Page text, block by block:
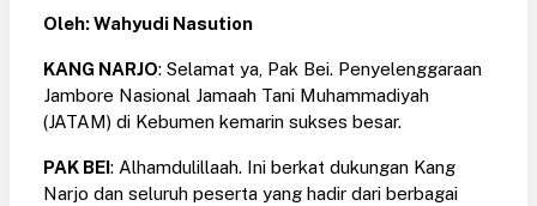
Oleh: Wahyudi Nasution
KANG NARJO: Selamat ya, Pak Bei. Penyelenggaraan
Jambore Nasional Jamaah Tani Muhammadiyah
(JATAM) di Kebumen kemarin sukses besar.
PAK BEI: Alhamdulillaah. Ini berkat dukungan Kang
Narjo dan seluruh peserta yang hadir dari berbagai